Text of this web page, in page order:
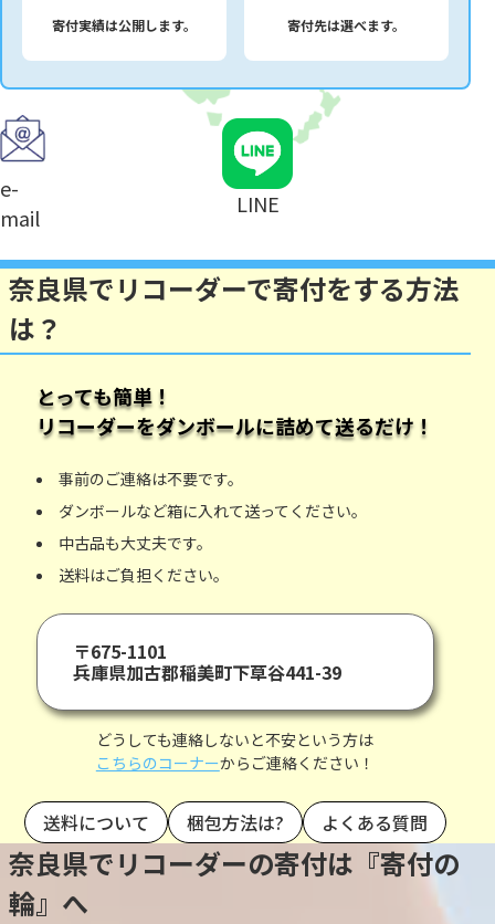
寄付実績は公開します。 寄付先は選べます。
e-
mail
LINE
奈良県でリコーダーで寄付をする方法
は？
とっても簡単！
リコーダーをダンボールに詰めて送るだけ！
事前のご連絡は不要です。
ダンボールなど箱に入れて送ってください。
中古品も大丈夫です。
送料はご負担ください。
〒675-1101
兵庫県加古郡稲美町下草谷441-39
どうしても連絡しないと不安という方は
こちらのコーナーからご連絡ください！
送料について 梱包方法は? よくある質問
奈良県でリコーダーの寄付は『寄付の
輪』へ